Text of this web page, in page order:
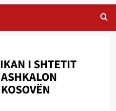
I SHTETIT